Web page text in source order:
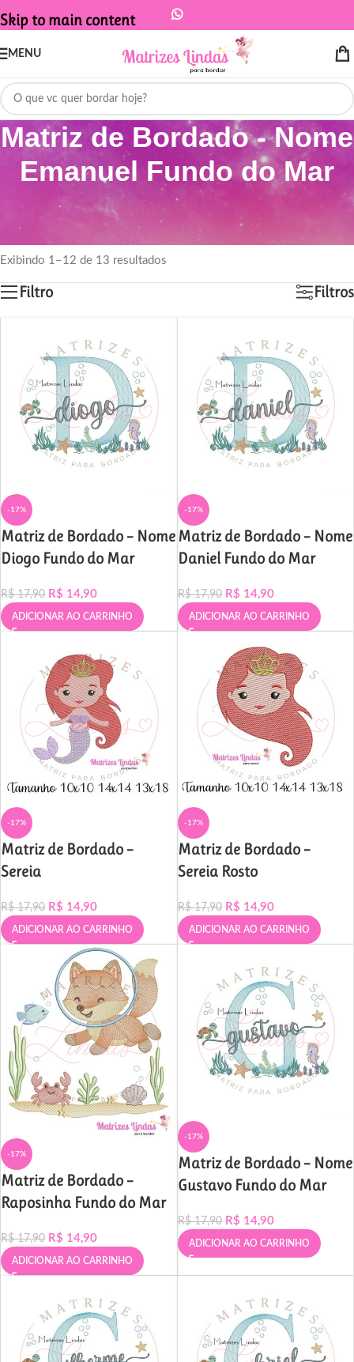
Skip to main content
MENU
Matriz de Bordado - Nome
Emanuel Fundo do Mar
Início
Produtos marcados com a tag “Matriz de Bordado - Nome
Emanuel Fundo do Mar”
Exibindo 1–12 de 13 resultados
Filtro Filtros
-17%
Matriz de Bordado – Nome
Diogo Fundo do Mar
R$17,90 R$ 14,90
ADICIONAR AO CARRINHO
-17%
Matriz de Bordado – Nome
Daniel Fundo do Mar
R$17,90 R$ 14,90
ADICIONAR AO CARRINHO
-17%
Matriz de Bordado –
Sereia
R$17,90 R$ 14,90
ADICIONAR AO CARRINHO
-17%
Matriz de Bordado –
Sereia Rosto
R$17,90 R$ 14,90
ADICIONAR AO CARRINHO
-17%
Matriz de Bordado –
Raposinha Fundo do Mar
R$17,90 R$ 14,90
ADICIONAR AO CARRINHO
-17%
Matriz de Bordado – Nome
Gustavo Fundo do Mar
R$17,90 R$ 14,90
ADICIONAR AO CARRINHO